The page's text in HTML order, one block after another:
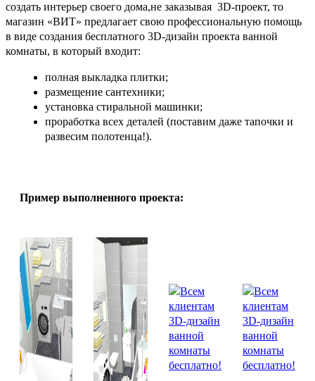
создать интерьер своего дома,не заказывая 3D-проект, то
магазин «ВИТ» предлагает свою профессиональную помощь
в виде создания бесплатного 3D-дизайн проекта ванной
комнаты, в который входит:
полная выкладка плитки;
размещение сантехники;
установка стиральной машинки;
проработка всех деталей (поставим даже тапочки и
развесим полотенца!).
Пример выполненного проекта: